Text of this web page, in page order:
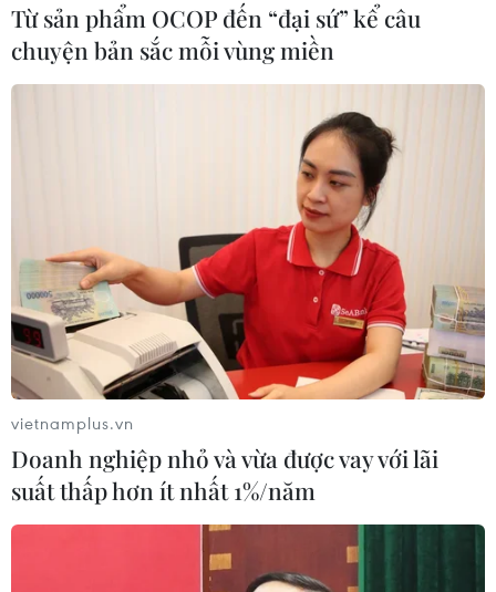
Từ sản phẩm OCOP đến “đại sứ” kể câu
chuyện bản sắc mỗi vùng miền
vietnamplus.vn
Doanh nghiệp nhỏ và vừa được vay với lãi
suất thấp hơn ít nhất 1%/năm